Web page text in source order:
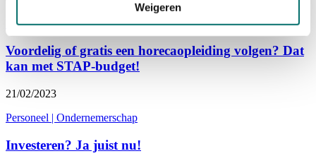
Weigeren
Personeel|Ondernemerschap
Voordelig of gratis een horecaopleiding volgen? Dat
kan met STAP-budget!
21/02/2023
Personeel | Ondernemerschap
Investeren? Ja juist nu!